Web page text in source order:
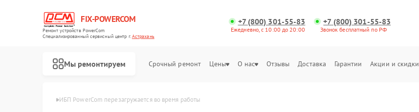
FIX-POWERCOM
Ремонт устройств PowerCom
Специализированный cервисный центр г.Астрахань
+7 (800) 301-55-83
Ежедневно, с 10:00 до 20:00
+7 (800) 301-55-83
Звонок бесплатный по РФ
Мы ремонтируем Срочный ремонт Цены О нас Отзывы Доставка Гарантии Акции и скидки
ИБП PowerCom перезагружается во время работы